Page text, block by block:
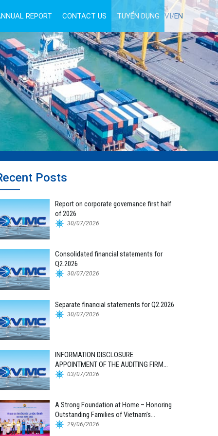
REPORT CONTACT US TUYỂN DỤNG VI/EN
Posts
Report on corporate governance first half
of 2026
30/07/2026
Consolidated financial statements for
Q2.2026
30/07/2026
Separate financial statements for Q2.2026
30/07/2026
INFORMATION DISCLOSURE
APPOINTMENT OF THE AUDITING FIRM
FOR THE 2026 FINANCIAL STATEMENTS
03/07/2026
A Strong Foundation at Home – Honoring
Outstanding Families of Vietnam’s
Maritime Workforce
29/06/2026